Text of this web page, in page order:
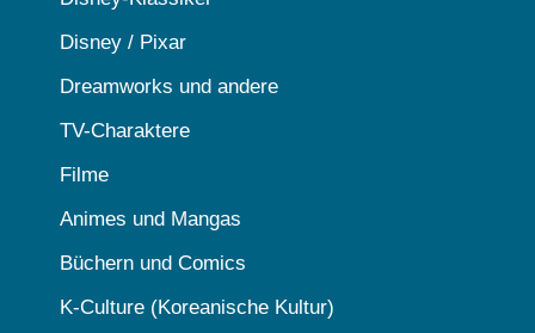
Disney / Pixar
Dreamworks und andere
TV-Charaktere
Filme
Animes und Mangas
Büchern und Comics
K-Culture (Koreanische Kultur)